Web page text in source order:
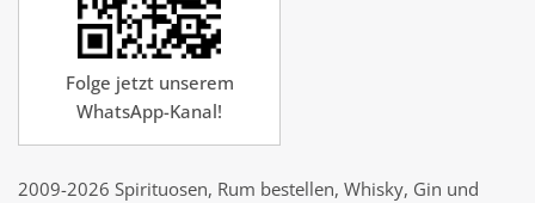
Folge jetzt unserem
WhatsApp-Kanal!
2009-2026 Spirituosen, Rum bestellen, Whisky, Gin und